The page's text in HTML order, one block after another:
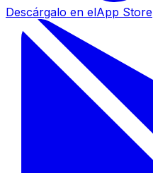
Descárgalo en elApp Store